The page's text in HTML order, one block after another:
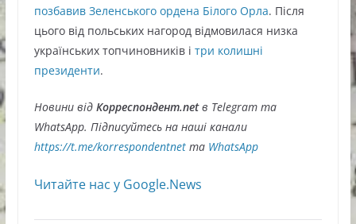
позбавив Зеленського ордена Білого Орла. Після
цього від польських нагород відмовилася низка
українських топчиновників і три колишні
президенти.
Новини відКорреспондент.netв Telegram та
WhatsApp. Підписуйтесь на наші канали
https://t.me/korrespondentnetта WhatsApp
Читайте нас у Google.News